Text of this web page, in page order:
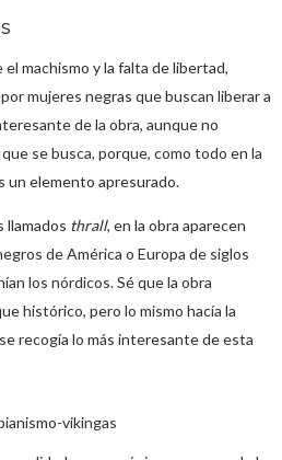
machismo y la falta de libertad,
mujeres negras que buscan liberar a
de la obra, aunque no
se busca, porque, como todo en la
un elemento apresurado.
llamados thrall, en la obra aparecen
de América o Europa de siglos
los nórdicos. Sé que la obra
histórico, pero lo mismo hacía la
recogía lo más interesante de esta